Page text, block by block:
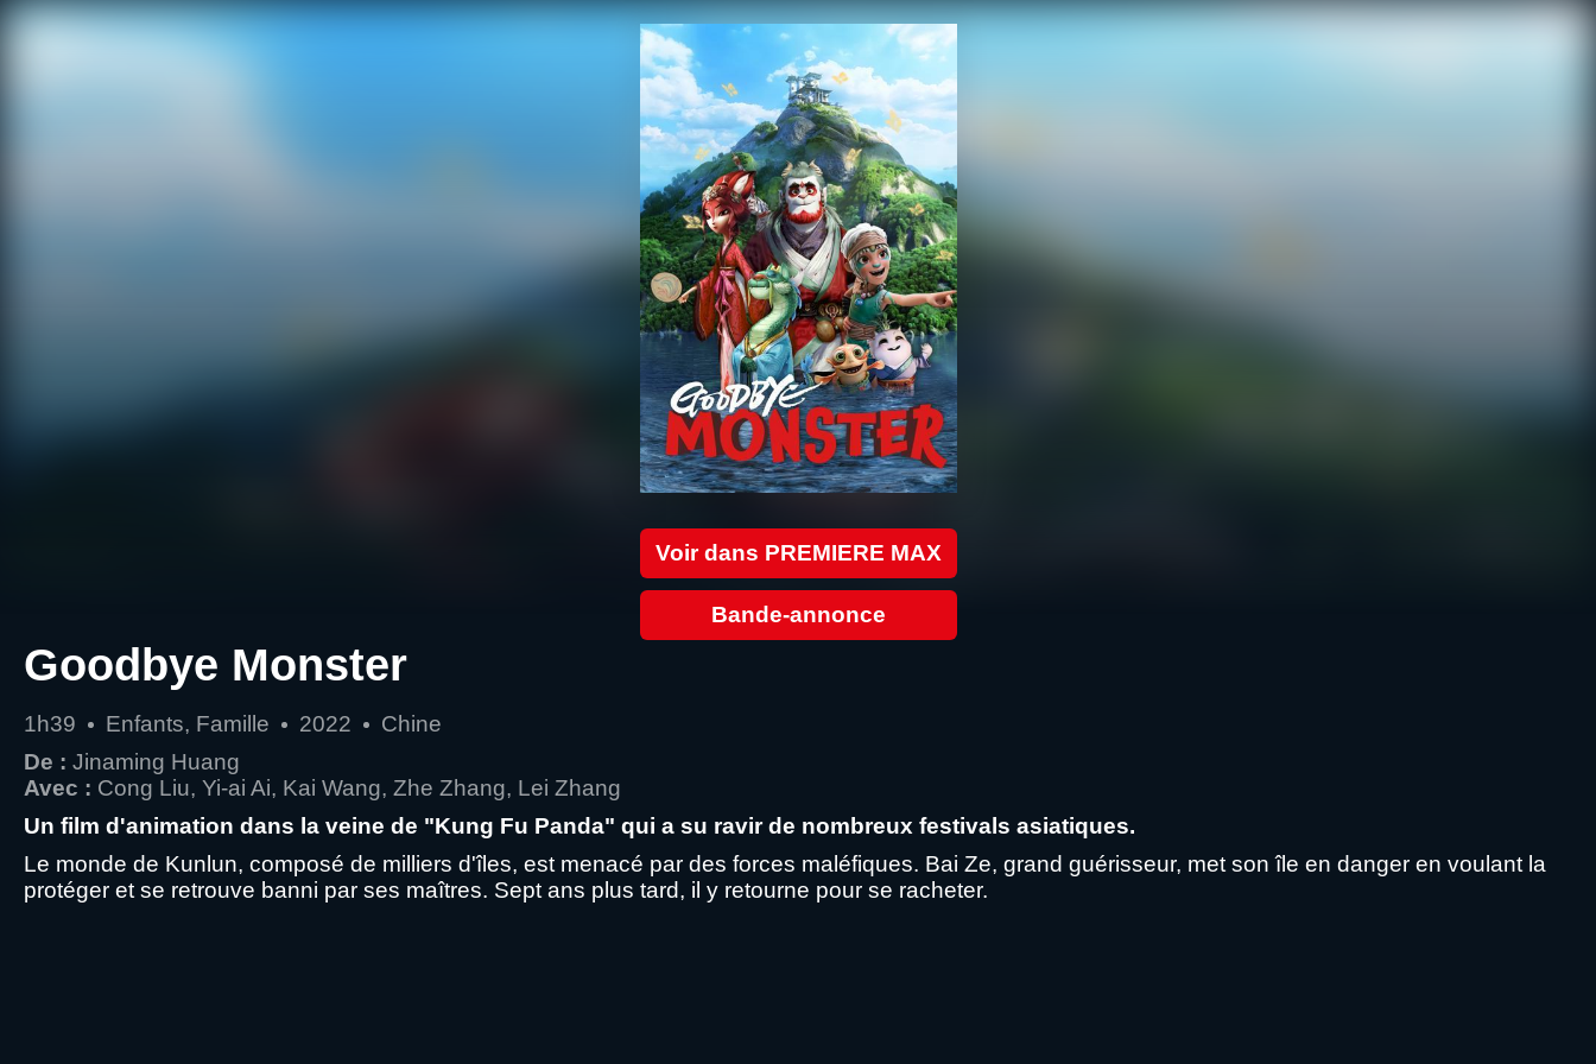
Voir dans PREMIERE MAX
Bande-annonce
Goodbye Monster
1h39 Enfants, Famille 2022
Chine
De : Jinaming Huang
Avec : Cong Liu, Yi-ai Ai, Kai Wang, Zhe Zhang, Lei Zhang
Un film d'animation dans la veine de "Kung Fu Panda" qui a su ravir de nombreux festivals asiatiques.
Le monde de Kunlun, composé de milliers d'îles, est menacé par des forces maléfiques. Bai Ze, grand guérisseur, met son île en danger en voulant la
protéger et se retrouve banni par ses maîtres. Sept ans plus tard, il y retourne pour se racheter.